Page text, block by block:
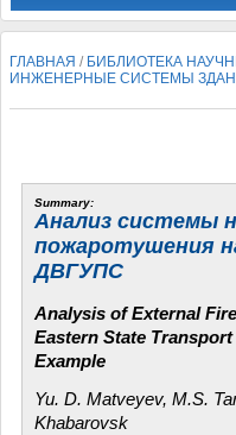
ГЛАВНАЯ / БИБЛИОТЕКА
ИНЖЕНЕРНЫЕ СИСТЕМЫ
Summary:
Анализ системы
пожаротушения
ДВГУПС
Analysis of External
Eastern State
Example
Yu. D. Matveyev, M.S.
Khabarovsk